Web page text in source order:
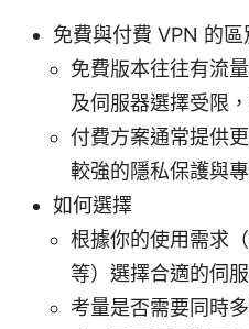
免費與付費 VPN 的區
免費版本往往有流
及伺服器選擇受限
付費方案通常提供
較強的隱私保護與
如何選擇
根據你的使用需求
等）選擇合適的伺
考量是否需要同時